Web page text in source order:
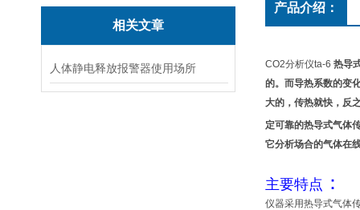
相关文章
人体静电释放报警器使用场所
产品介绍：
CO2分析仪ta-6 热导
的。而导热系数的变
大的，传热就快，反
定可靠的热导式气体
它分析场合的气体在
主要特点 ：
仪器采用热导式气体